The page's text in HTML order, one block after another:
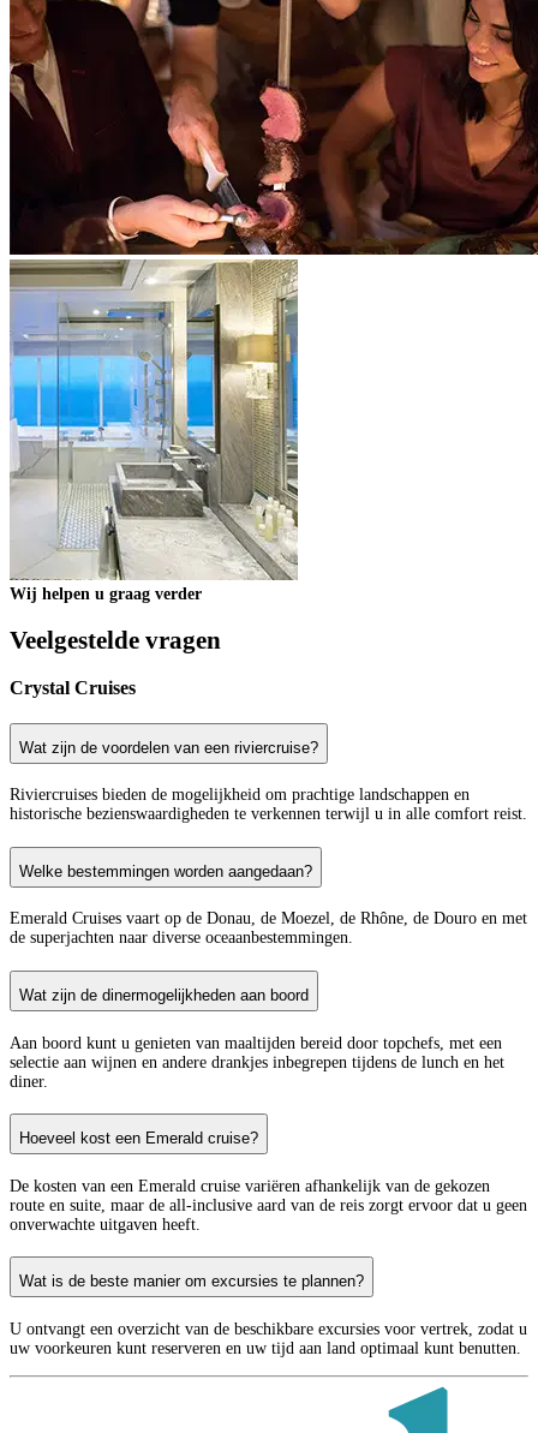
Wij helpen u graag verder
Veelgestelde vragen
Crystal Cruises
Wat zijn de voordelen van een riviercruise?
Riviercruises bieden de mogelijkheid om prachtige landschappen en
historische bezienswaardigheden te verkennen terwijl u in alle comfort reist.
Welke bestemmingen worden aangedaan?
Emerald Cruises vaart op de Donau, de Moezel, de Rhône, de Douro en met
de superjachten naar diverse oceaanbestemmingen.
Wat zijn de dinermogelijkheden aan boord
Aan boord kunt u genieten van maaltijden bereid door topchefs, met een
selectie aan wijnen en andere drankjes inbegrepen tijdens de lunch en het
diner.
Hoeveel kost een Emerald cruise?
De kosten van een Emerald cruise variëren afhankelijk van de gekozen
route en suite, maar de all-inclusive aard van de reis zorgt ervoor dat u geen
onverwachte uitgaven heeft.
Wat is de beste manier om excursies te plannen?
U ontvangt een overzicht van de beschikbare excursies voor vertrek, zodat u
uw voorkeuren kunt reserveren en uw tijd aan land optimaal kunt benutten.